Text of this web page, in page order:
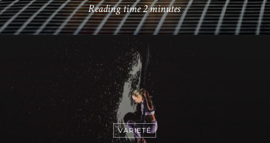
Reading time2 minutes
VARIETÉ